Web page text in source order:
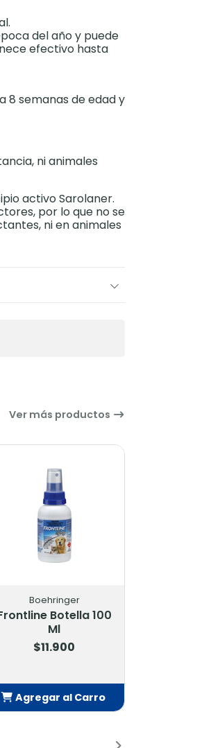
del año y puede
efectivo hasta
8 semanas de edad y
ni animales
activo Sarolaner.
por lo que no se
ni en animales
Ver más productos
Boehringer
Frontline Botella 250
Ml
$18.500
Agregar al Carro